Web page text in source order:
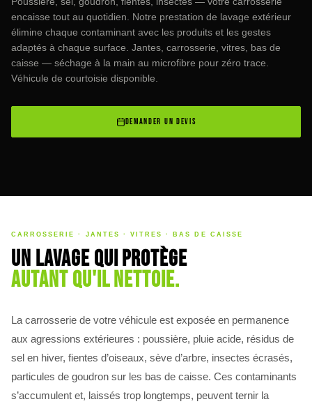
encaisse tout au quotidien. Notre prestation de lavage extérieur
élimine chaque contaminant avec les produits et les gestes
adaptés à chaque surface. Jantes, carrosserie, vitres, bas de
caisse — séchage à la main au microfibre pour zéro trace.
Véhicule de courtoisie disponible.
DEMANDER UN DEVIS
CARROSSERIE · JANTES · VITRES · BAS DE CAISSE
Un lavage qui protège
autant qu'il nettoie.
La carrosserie de votre véhicule est exposée en permanence
aux agressions extérieures : poussière, pluie acide, résidus de
sel en hiver, fientes d’oiseaux, sève d’arbre, insectes écrasés,
particules de goudron sur les bas de caisse. Ces contaminants
s’accumulent et, laissés trop longtemps, peuvent ternir la